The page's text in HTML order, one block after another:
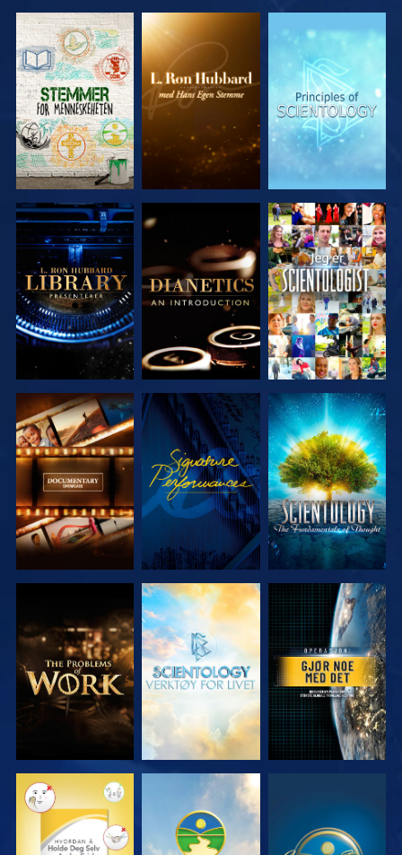
UTFORSK
SERIEN
UTFORSK
SERIEN
UTFORSK
SERIEN
UTFORSK
SERIEN
UTFORSK
SERIEN
SE
UTFORSK
SERIEN
SE
UTFORSK
SERIEN
UTFORSK
SERIEN
UTFORSK
SERIEN
SE
SE SE SE